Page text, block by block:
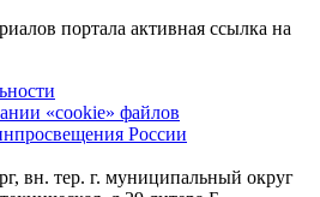
портала активная ссылка на
«cookie» файлов
России
вн. тер. г. муниципальный округ